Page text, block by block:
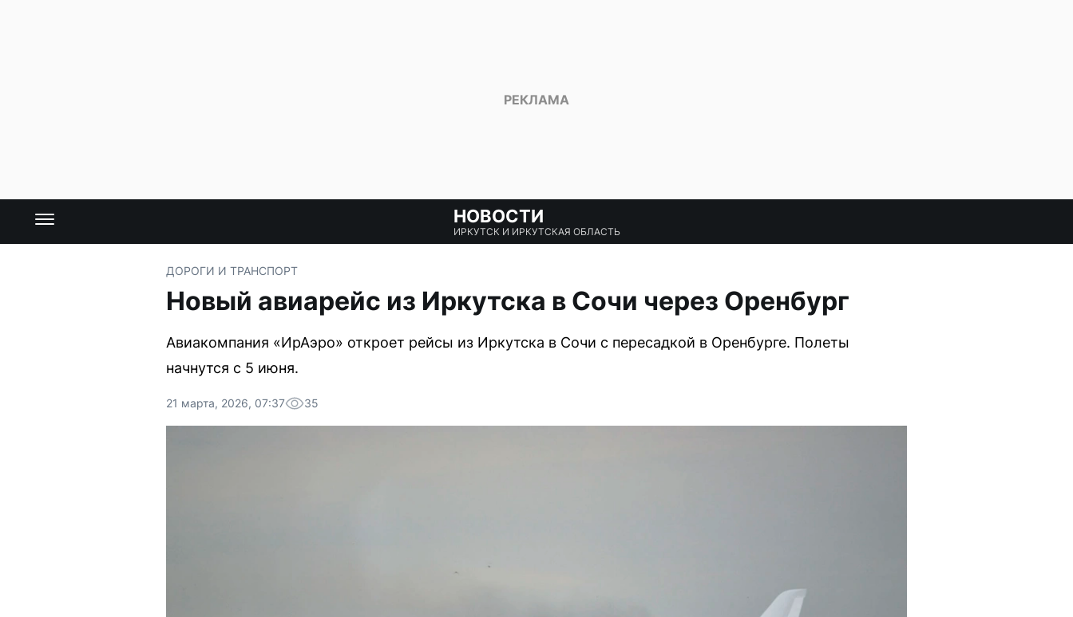
НОВОСТИ
ИРКУТСК И ИРКУТСКАЯ ОБЛАСТЬ
ДОРОГИ И ТРАНСПОРТ
Новый авиарейс из Иркутска в Сочи через Оренбург
Авиакомпания «ИрАэро» откроет рейсы из Иркутска в Сочи с пересадкой в Оренбурге. Полеты
начнутся с 5 июня.
21 марта, 2026, 07:37 35